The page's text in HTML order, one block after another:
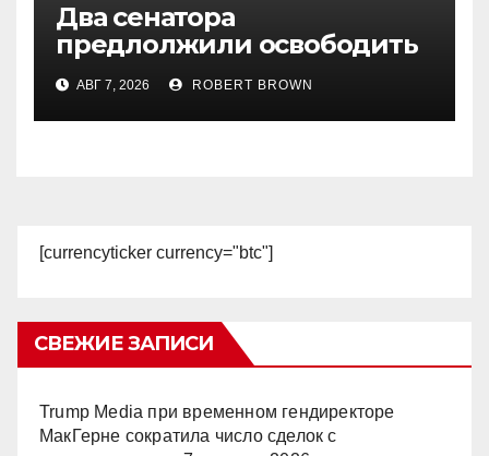
Два сенатора
предлолжили освободить
Трампа от налогов с
криптобизнеса
АВГ 7, 2026 ROBERT BROWN
[currencyticker currency="btc"]
СВЕЖИЕ ЗАПИСИ
Trump Media при временном гендиректоре
МакГерне сократила число сделок с